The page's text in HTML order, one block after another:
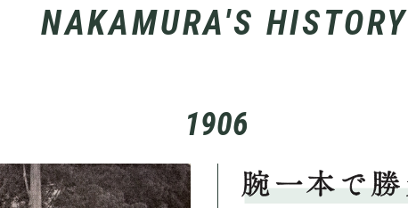
NAKAMURA'S HISTORY
1906